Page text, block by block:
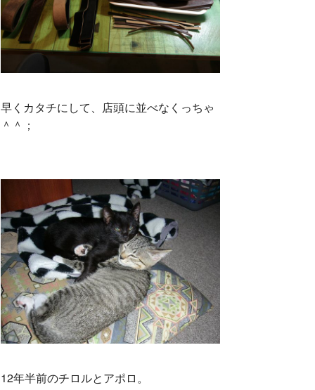
早くカタチにして、店頭に並べなくっちゃ
＾＾；
12年半前のチロルとアポロ。